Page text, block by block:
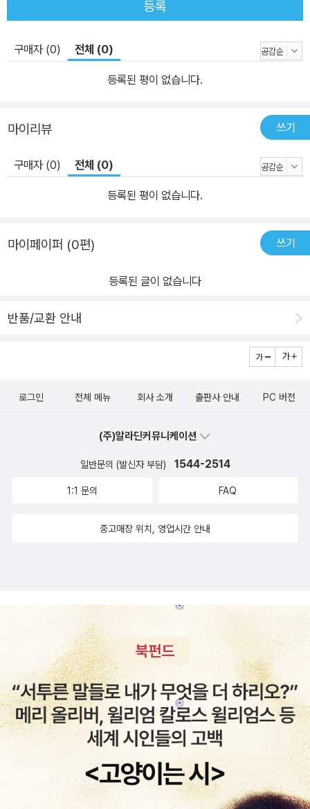
등록
구매자 (0) 전체 (0)
등록된 평이 없습니다.
마이리뷰 쓰기
구매자 (0) 전체 (0)
등록된 평이 없습니다.
마이페이퍼 (0편) 쓰기
등록된 글이 없습니다
반품/교환 안내
로그인 전체 메뉴 회사 소개 출판사 안내 PC 버전
(주)알라딘커뮤니케이션
일반문의 (발신자 부담) 1544-2514
1:1 문의 FAQ
중고매장 위치, 영업시간 안내